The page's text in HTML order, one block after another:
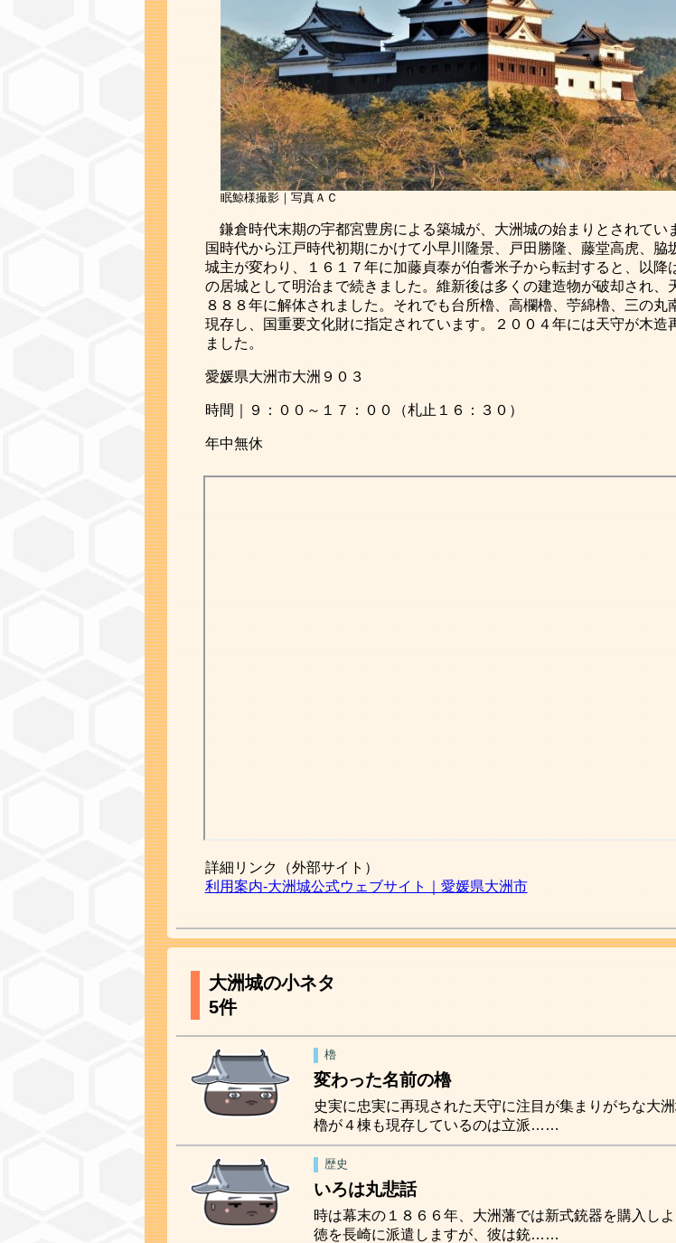
眠鯨様撮影｜写真ＡＣ
鎌倉時代末期の宇都宮豊房による築城が、大洲城の始まりとされてい
国時代から江戸時代初期にかけて小早川隆景、戸田勝隆、藤堂高虎、脇
城主が変わり、１６１７年に加藤貞泰が伯耆米子から転封すると、以降
の居城として明治まで続きました。維新後は多くの建造物が破却され、
８８８年に解体されました。それでも台所櫓、高欄櫓、苧綿櫓、三の丸
現存し、国重要文化財に指定されています。２００４年には天守が木造
ました。
愛媛県大洲市大洲９０３
時間｜９：００～１７：００（札止１６：３０）
年中無休
詳細リンク（外部サイト）
利用案内‐大洲城公式ウェブサイト｜愛媛県大洲市
大洲城の小ネタ
5件
櫓
変わった名前の櫓
史実に忠実に再現された天守に注目が集まりがちな大洲
櫓が４棟も現存しているのは立派……
歴史
いろは丸悲話
時は幕末の１８６６年、大洲藩では新式銃器を購入し
徳を長崎に派遣しますが、彼は銃……